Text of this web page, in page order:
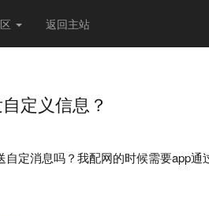
返回主站
定义信息？
定消息吗？我配网的时候需要app通